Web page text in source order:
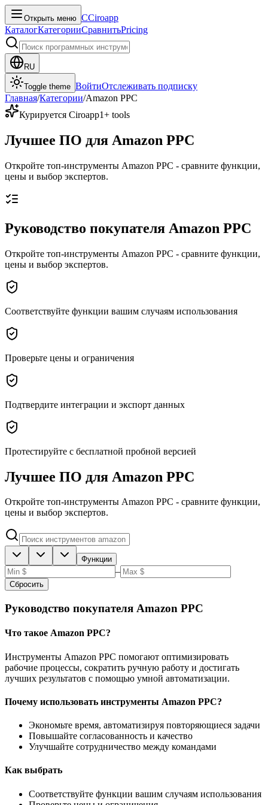
Открыть меню CCiroapp
КаталогКатегорииСравнитьPricing
RU
Toggle theme ВойтиОтслеживать подписку
Главная/Категории/Amazon PPC
Курируется Ciroapp1+ tools
Лучшее ПО для Amazon PPC
Откройте топ-инструменты Amazon PPC - сравните функции,
цены и выбор экспертов.
Руководство покупателя Amazon PPC
Откройте топ-инструменты Amazon PPC - сравните функции,
цены и выбор экспертов.
Соответствуйте функции вашим случаям использования
Проверьте цены и ограничения
Подтвердите интеграции и экспорт данных
Протестируйте с бесплатной пробной версией
Лучшее ПО для Amazon PPC
Откройте топ-инструменты Amazon PPC - сравните функции,
цены и выбор экспертов.
Функции
–
Сбросить
Руководство покупателя Amazon PPC
Что такое Amazon PPC?
Инструменты Amazon PPC помогают оптимизировать
рабочие процессы, сократить ручную работу и достигать
лучших результатов с помощью умной автоматизации.
Почему использовать инструменты Amazon PPC?
Экономьте время, автоматизируя повторяющиеся задачи
Повышайте согласованность и качество
Улучшайте сотрудничество между командами
Как выбрать
Соответствуйте функции вашим случаям использования